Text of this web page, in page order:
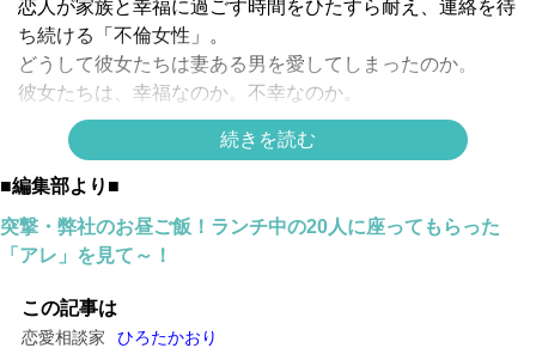
恋人が家族と幸福に過ごす時間をひたすら耐え、連絡を待
ち続ける「不倫女性」。
どうして彼女たちは妻ある男を愛してしまったのか。
彼女たちは、幸福なのか。不幸なのか。
恋愛心理をただひたすら傾聴し続けたひろたかおりが迫
る、「道ならぬ恋」の背景。
結婚生活より付き合いの長い「彼氏」
続きを読む
■編集部より■
突撃・弊社のお昼ご飯！ランチ中の20人に座ってもらった
「アレ」を見て～！
この記事は
恋愛相談家 ひろたかおり